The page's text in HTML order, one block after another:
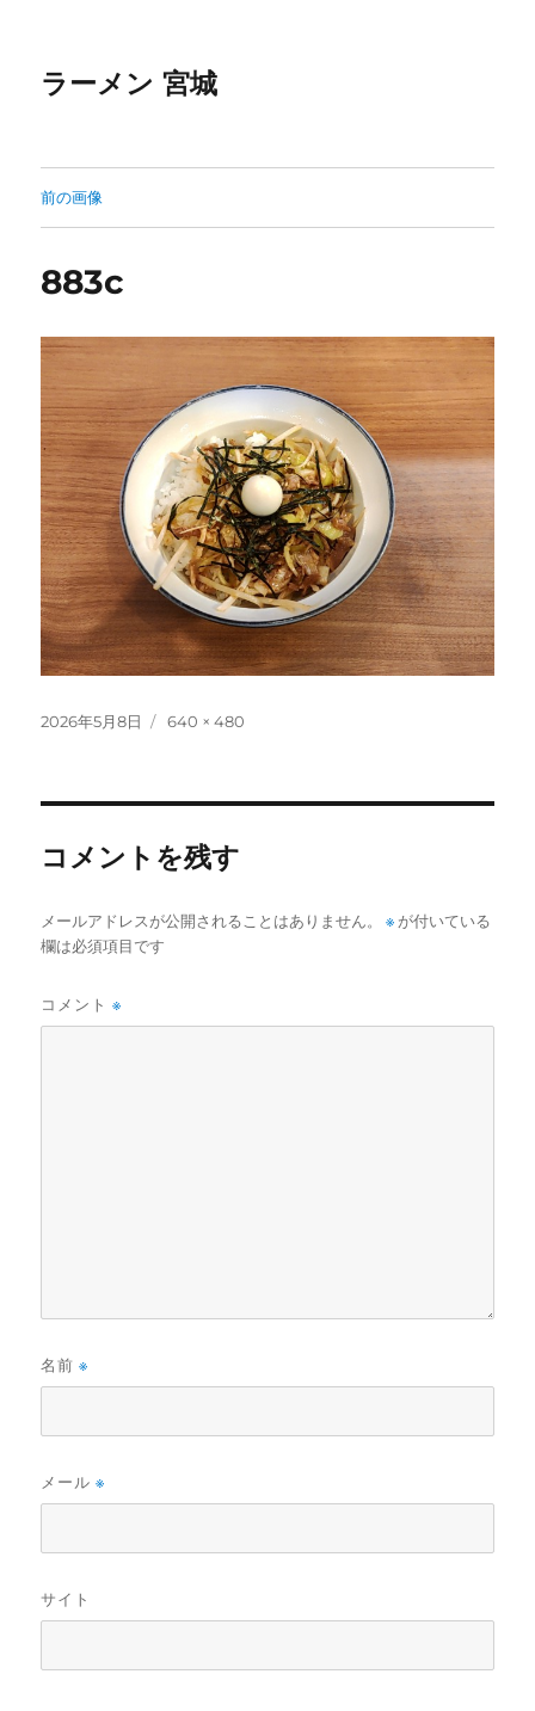
ラーメン 宮城
前の画像
883c
投
2026年5月8日
フ
640 × 480
コメントを残す
メールアドレスが公開されることはありません。 ※ が付いている
欄は必須項目です
コメント※
名前※
メール※
サイト